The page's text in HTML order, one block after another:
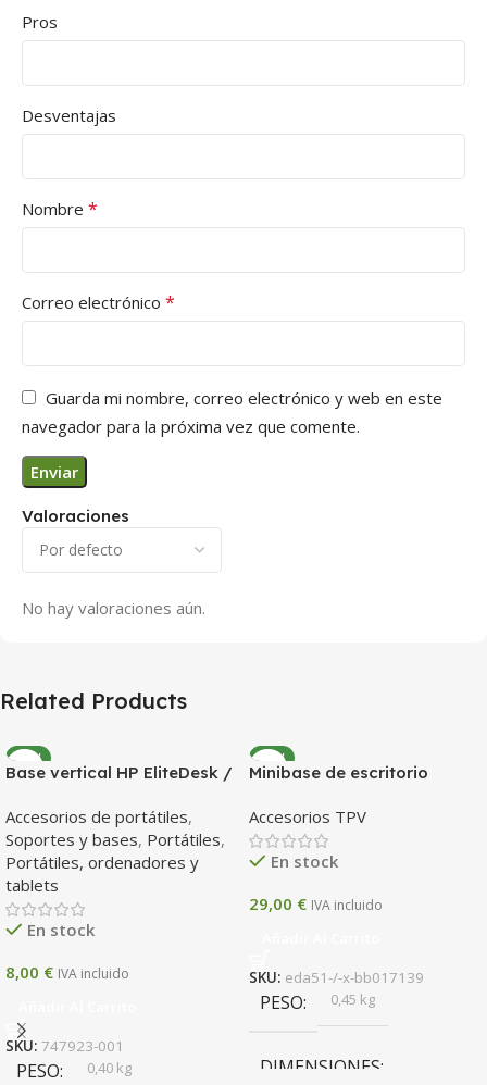
Valoraciones
No hay valoraciones aún.
Pros
Desventajas
Nombre *
Correo electrónico *
Guarda mi nombre, correo electrónico y web en este
navegador para la próxima vez que comente.
Related Products
NEW
Base vertical HP EliteDesk /
original para sobremesa
Accesorios de portátiles,
Soportes y bases, Portátiles,
Portátiles, ordenadores y
tablets
En stock
8,00 € IVA incluido
SKU: 747923-001
PESO 0,40 kg
NEW
Minibase de escritorio
ranuras – Honeywell EDA51
Accesorios TPV
En stock
29,00 € IVA incluido
SKU: eda51-/-x-bb017139
PESO 0,45 kg
DIMENSIONES